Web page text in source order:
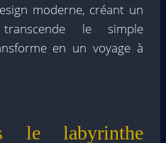
moderne, créant un
le simple
en un voyage à
le labyrinthe